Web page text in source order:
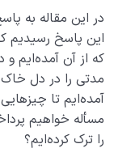
در این مقاله به
این پاسخ رسیدیم
که از آن آمده‌ایم
مدتی را در دل خاک
آمده‌ایم تا
مسأله خواهیم
را ترک کرده‌ایم؟